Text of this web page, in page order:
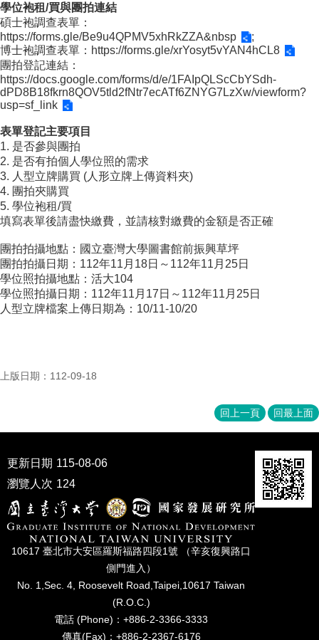
成
員
博
士
班
碩
士
班
在
職
專
班
術
研
究
國
研
試
區
所
學
會
學位袍租/買與團拍連結
碩士袍調查表單：
https://forms.gle/Be9u4QPMV5xhRkZZA&nbsp
;
博士袍調查表單： https://forms.gle/xrYosyt5vYAN4hCL8
團拍登記連結：
https://docs.google.com/forms/d/e/1FAIpQLScCbYSdh-
dPD8B18fkrn8QOV5tld2fNtr7ecATf6ZNYG7LzXw/viewform?
usp=sf_link
表單登記主要項目
1. 是否參與團拍
2. 是否有拍個人學位照的需求
3. 人型立牌購買 (人形立牌上傳資料夾)
4. 團拍夾購買
5. 學位袍租/買
填寫表單後請盡快繳費，並請核對繳費的金額是否正確
團拍拍攝地點：國立臺灣大學圖書館前振興草坪
團拍拍攝日期：112年11月18日～112年11月25日
學位照拍攝地點：活大104
學位照拍攝日期：112年11月17日～112年11月25日
人型立牌檔案上傳日期為：10/11-10/20
上版日期：112-09-18
回上一頁 回最上面
更新日期 115-08-06
瀏覽人次 124
10617 臺北市⼤安區羅斯福路四段1號 （辛亥復興路⼝
側⾨進入）
No. 1,Sec. 4, Roosevelt Road,Taipei,10617 Taiwan
(R.O.C.)
電話 (Phone)：+886-2-3366-3333
傳真(Fax)：+886-2-2367-6176